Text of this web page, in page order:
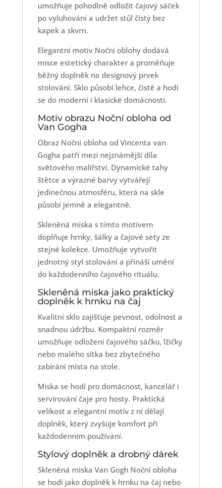
umožňuje pohodlně odložit čajový sáček
po vyluhování a udržet stůl čistý bez
kapek a skvrn.
Elegantní motiv Noční oblohy dodává
misce estetický charakter a proměňuje
běžný doplněk na designový prvek
stolování. Sklo působí lehce, čistě a hodí
se do moderní i klasické domácnosti.
Motiv obrazu Noční obloha od
Van Gogha
Obraz Noční obloha od Vincenta van
Gogha patří mezi nejznámější díla
světového malířství. Dynamické tahy
štětce a výrazné barvy vytvářejí
jedinečnou atmosféru, která na skle
působí jemně a elegantně.
Skleněná miska s tímto motivem
doplňuje hrnky, šálky a čajové sety ze
stejné kolekce. Umožňuje vytvořit
jednotný styl stolování a přináší umění
do každodenního čajového rituálu.
Skleněná miska jako praktický
doplněk k hrnku na čaj
Kvalitní sklo zajišťuje pevnost, odolnost a
snadnou údržbu. Kompaktní rozměr
umožňuje odložení čajového sáčku, lžičky
nebo malého sítka bez zbytečného
zabírání místa na stole.
Miska se hodí pro domácnost, kancelář i
servírování čaje pro hosty. Praktická
velikost a elegantní motiv z ní dělají
doplněk, který zvyšuje komfort při
každodenním používání.
Stylový doplněk a drobný dárek
Skleněná miska Van Gogh Noční obloha
se hodí jako doplněk k hrnku na čaj nebo